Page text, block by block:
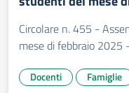
Circolare n. 455 -
mese di febbraio 2025
Docenti Famiglie